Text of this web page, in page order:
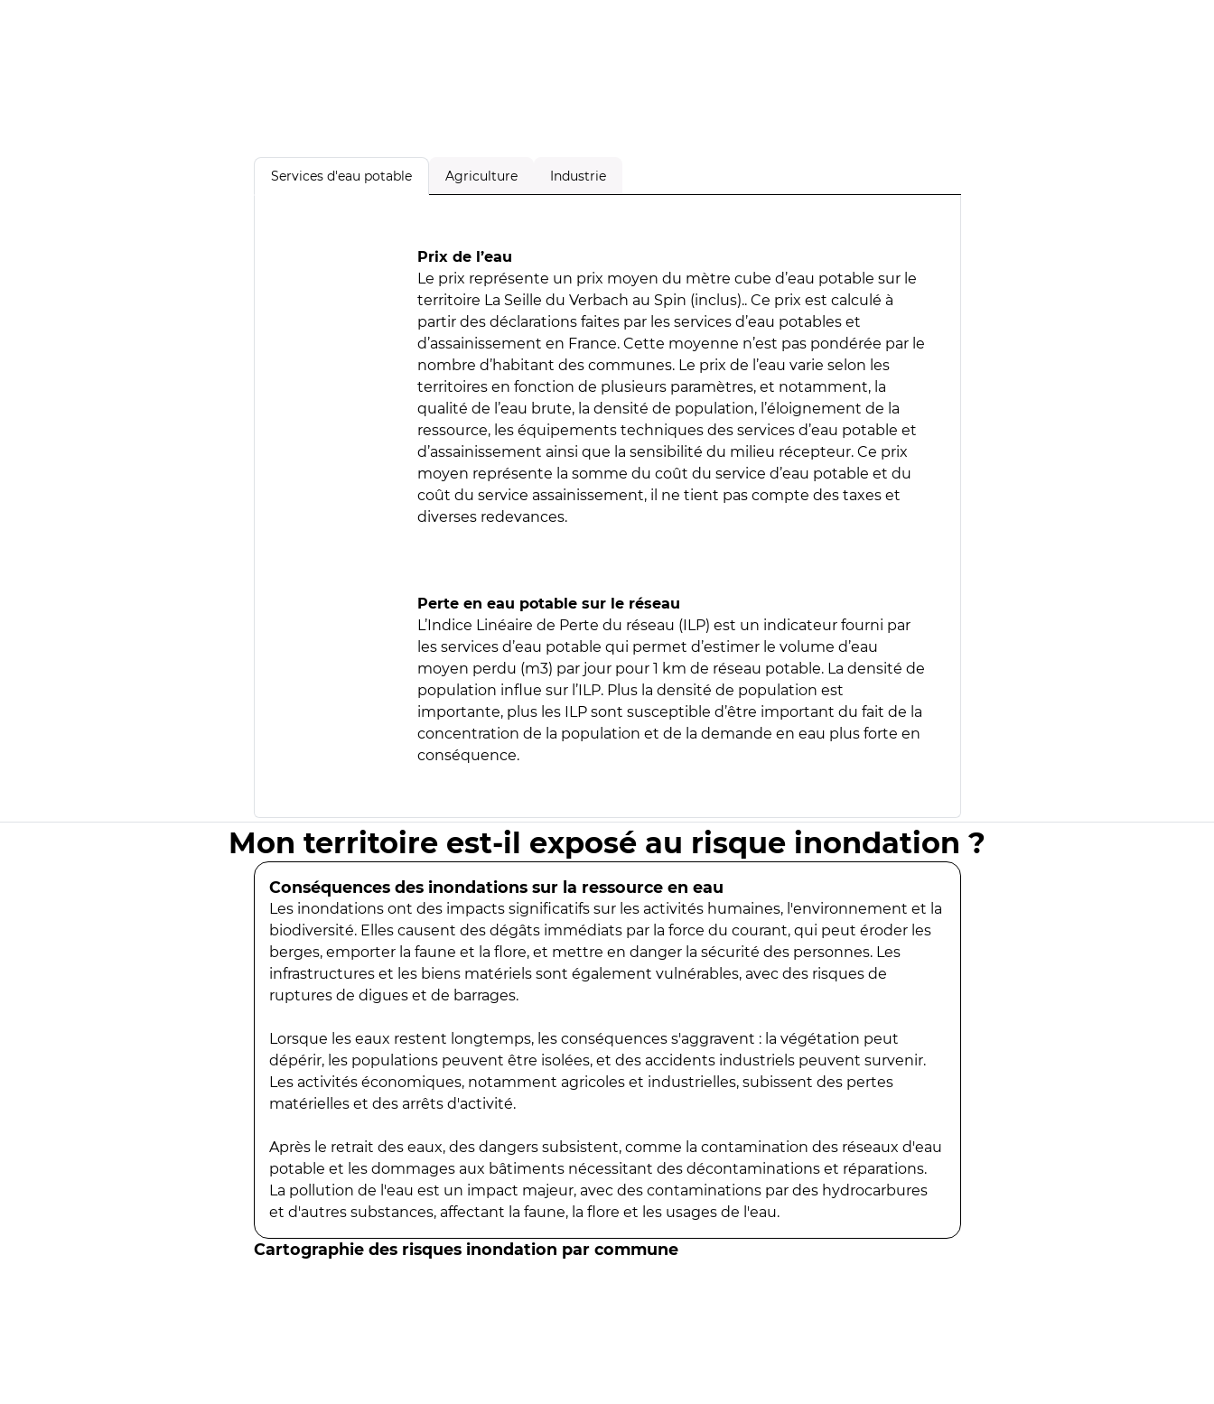
Services d'eau potable Agriculture Industrie
Prix de l’eau
Le prix représente un prix moyen du mètre cube d’eau potable sur le
territoire La Seille du Verbach au Spin (inclus).. Ce prix est calculé à
partir des déclarations faites par les services d’eau potables et
d’assainissement en France. Cette moyenne n’est pas pondérée par le
nombre d’habitant des communes. Le prix de l’eau varie selon les
territoires en fonction de plusieurs paramètres, et notamment, la
qualité de l’eau brute, la densité de population, l’éloignement de la
ressource, les équipements techniques des services d’eau potable et
d’assainissement ainsi que la sensibilité du milieu récepteur. Ce prix
moyen représente la somme du coût du service d’eau potable et du
coût du service assainissement, il ne tient pas compte des taxes et
diverses redevances.
Perte en eau potable sur le réseau
L’Indice Linéaire de Perte du réseau (ILP) est un indicateur fourni par
les services d’eau potable qui permet d’estimer le volume d’eau
moyen perdu (m3) par jour pour 1 km de réseau potable. La densité de
population influe sur l’ILP. Plus la densité de population est
importante, plus les ILP sont susceptible d’être important du fait de la
concentration de la population et de la demande en eau plus forte en
conséquence.
Mon territoire est-il exposé au risque inondation ?
Conséquences des inondations sur la ressource en eau
Les inondations ont des impacts significatifs sur les activités humaines, l'environnement et la
biodiversité. Elles causent des dégâts immédiats par la force du courant, qui peut éroder les
berges, emporter la faune et la flore, et mettre en danger la sécurité des personnes. Les
infrastructures et les biens matériels sont également vulnérables, avec des risques de
ruptures de digues et de barrages.
Lorsque les eaux restent longtemps, les conséquences s'aggravent : la végétation peut
dépérir, les populations peuvent être isolées, et des accidents industriels peuvent survenir.
Les activités économiques, notamment agricoles et industrielles, subissent des pertes
matérielles et des arrêts d'activité.
Après le retrait des eaux, des dangers subsistent, comme la contamination des réseaux d'eau
potable et les dommages aux bâtiments nécessitant des décontaminations et réparations.
La pollution de l'eau est un impact majeur, avec des contaminations par des hydrocarbures
et d'autres substances, affectant la faune, la flore et les usages de l'eau.
Cartographie des risques inondation par commune